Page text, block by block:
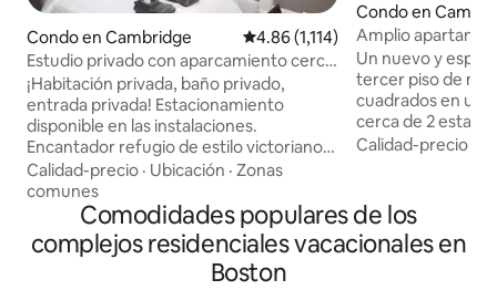
Condo en Cambridge Calificación promedio: 4.86 de 5,
4.86 (1,114)
Estudio privado con aparcamiento cerca
de MIT/Harvard/BU/Fenway
¡Habitación privada, baño privado,
entrada privada! Estacionamiento
disponible en las instalaciones.
Encantador refugio de estilo victoriano
renovado, cama de matrimonio, sábanas
de algodón blancas de 650 hilos, TV, aire
acondicionado y WIFI gratuito. También
incluye tu propia nevera, Keurig y
microondas. Junto al MIT, Harvard, BU,
Kendall Sq, Charles River, Boston,
Calidad-precio · Ubicación · Zonas
comunes
Condo en
Amplio
con terraza en la
limpieza
Un nuevo y
tercer piso de
cuadrados en
cerca de 2
autobús, 4
gran patio. Todos los muebles nuevos de
Crate & Barrel,
Juegos de
Calidad-precio
Comodidades populares de los
complejos residenciales vacacionales en
Boston